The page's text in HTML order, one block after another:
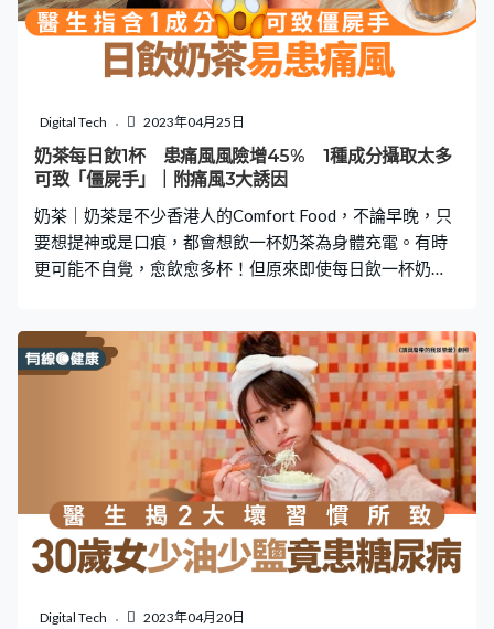
燒，喉嚨劇痛。她透露，發病首兩、三日，每日只有進食
與睡覺，第四日開始減少喉嚨痛，後來更出現類似鼻水倒
流造成的咳嗽：「夜晚一瞓平就咳」。她又指，病徵通常
（NSAID）、以及Paracetamol 撲熱息痛：「食咗瞓得到
就自然會好。」 終於明白什麼叫「喉嚨爆痛」 大部分
Omicron患者都會有喉嚨痛症狀。鄺葆賢就表示，確診後
唔多每個嚟
Digital Tech 2023年04月25日
奶茶每日飲1杯 患痛風風險增45% 1種成分攝取太多
可致「僵屍手」｜附痛風3大誘因
奶茶｜奶茶是不少香港人的Comfort Food，不論早晚，只
要想提神或是口痕，都會想飲一杯奶茶為身體充電。有時
更可能不自覺，愈飲愈多杯！但原來即使每日飲一杯奶
閱讀抗癌飲食｜台名醫20年內4度患癌 自小愛吃3類食物
致患癌體質 靠3招飲食法抗癌減肥｜女生報健身班做運動
體重反增 營養師揭減肥3大魔鬼陷阱｜附1招大增減肥成
功率乳癌｜女子每天喝豆漿竟患乳癌 豆漿不是防癌嗎？
營養師稱關鍵是這個｜附18種排解毒素食物 每日飲奶茶
易患痛風 奶茶是高脂高糖的飲品，過量果糖代謝不充分大
大增加患上痛風的風險。根據英美醫學團隊長期調查的研
究結果顯示，每日飲用一杯含糖飲品的男性和女性，比每
月飲用少於一杯的群體，前者患上痛風的風險分別增加
85%和139%，可見飲奶茶的習慣與患痛風的風險是息息相
Digital Tech 2023年04月20日